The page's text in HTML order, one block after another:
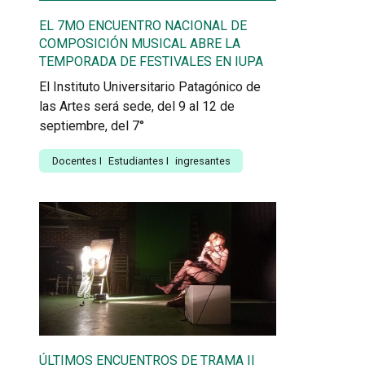
EL 7MO ENCUENTRO NACIONAL DE
COMPOSICIÓN MUSICAL ABRE LA
TEMPORADA DE FESTIVALES EN IUPA
El Instituto Universitario Patagónico de
las Artes será sede, del 9 al 12 de
septiembre, del 7°
Docentes I Estudiantes I ingresantes
ÚLTIMOS ENCUENTROS DE TRAMA II